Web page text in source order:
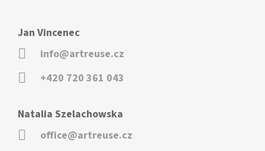
Jan Vincenec
info@artreuse.cz
+420 720 361 043
Natalia Szelachowska
office@artreuse.cz